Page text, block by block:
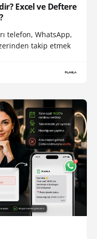
Excel ve Deftere
telefon, WhatsApp,
takip etmek